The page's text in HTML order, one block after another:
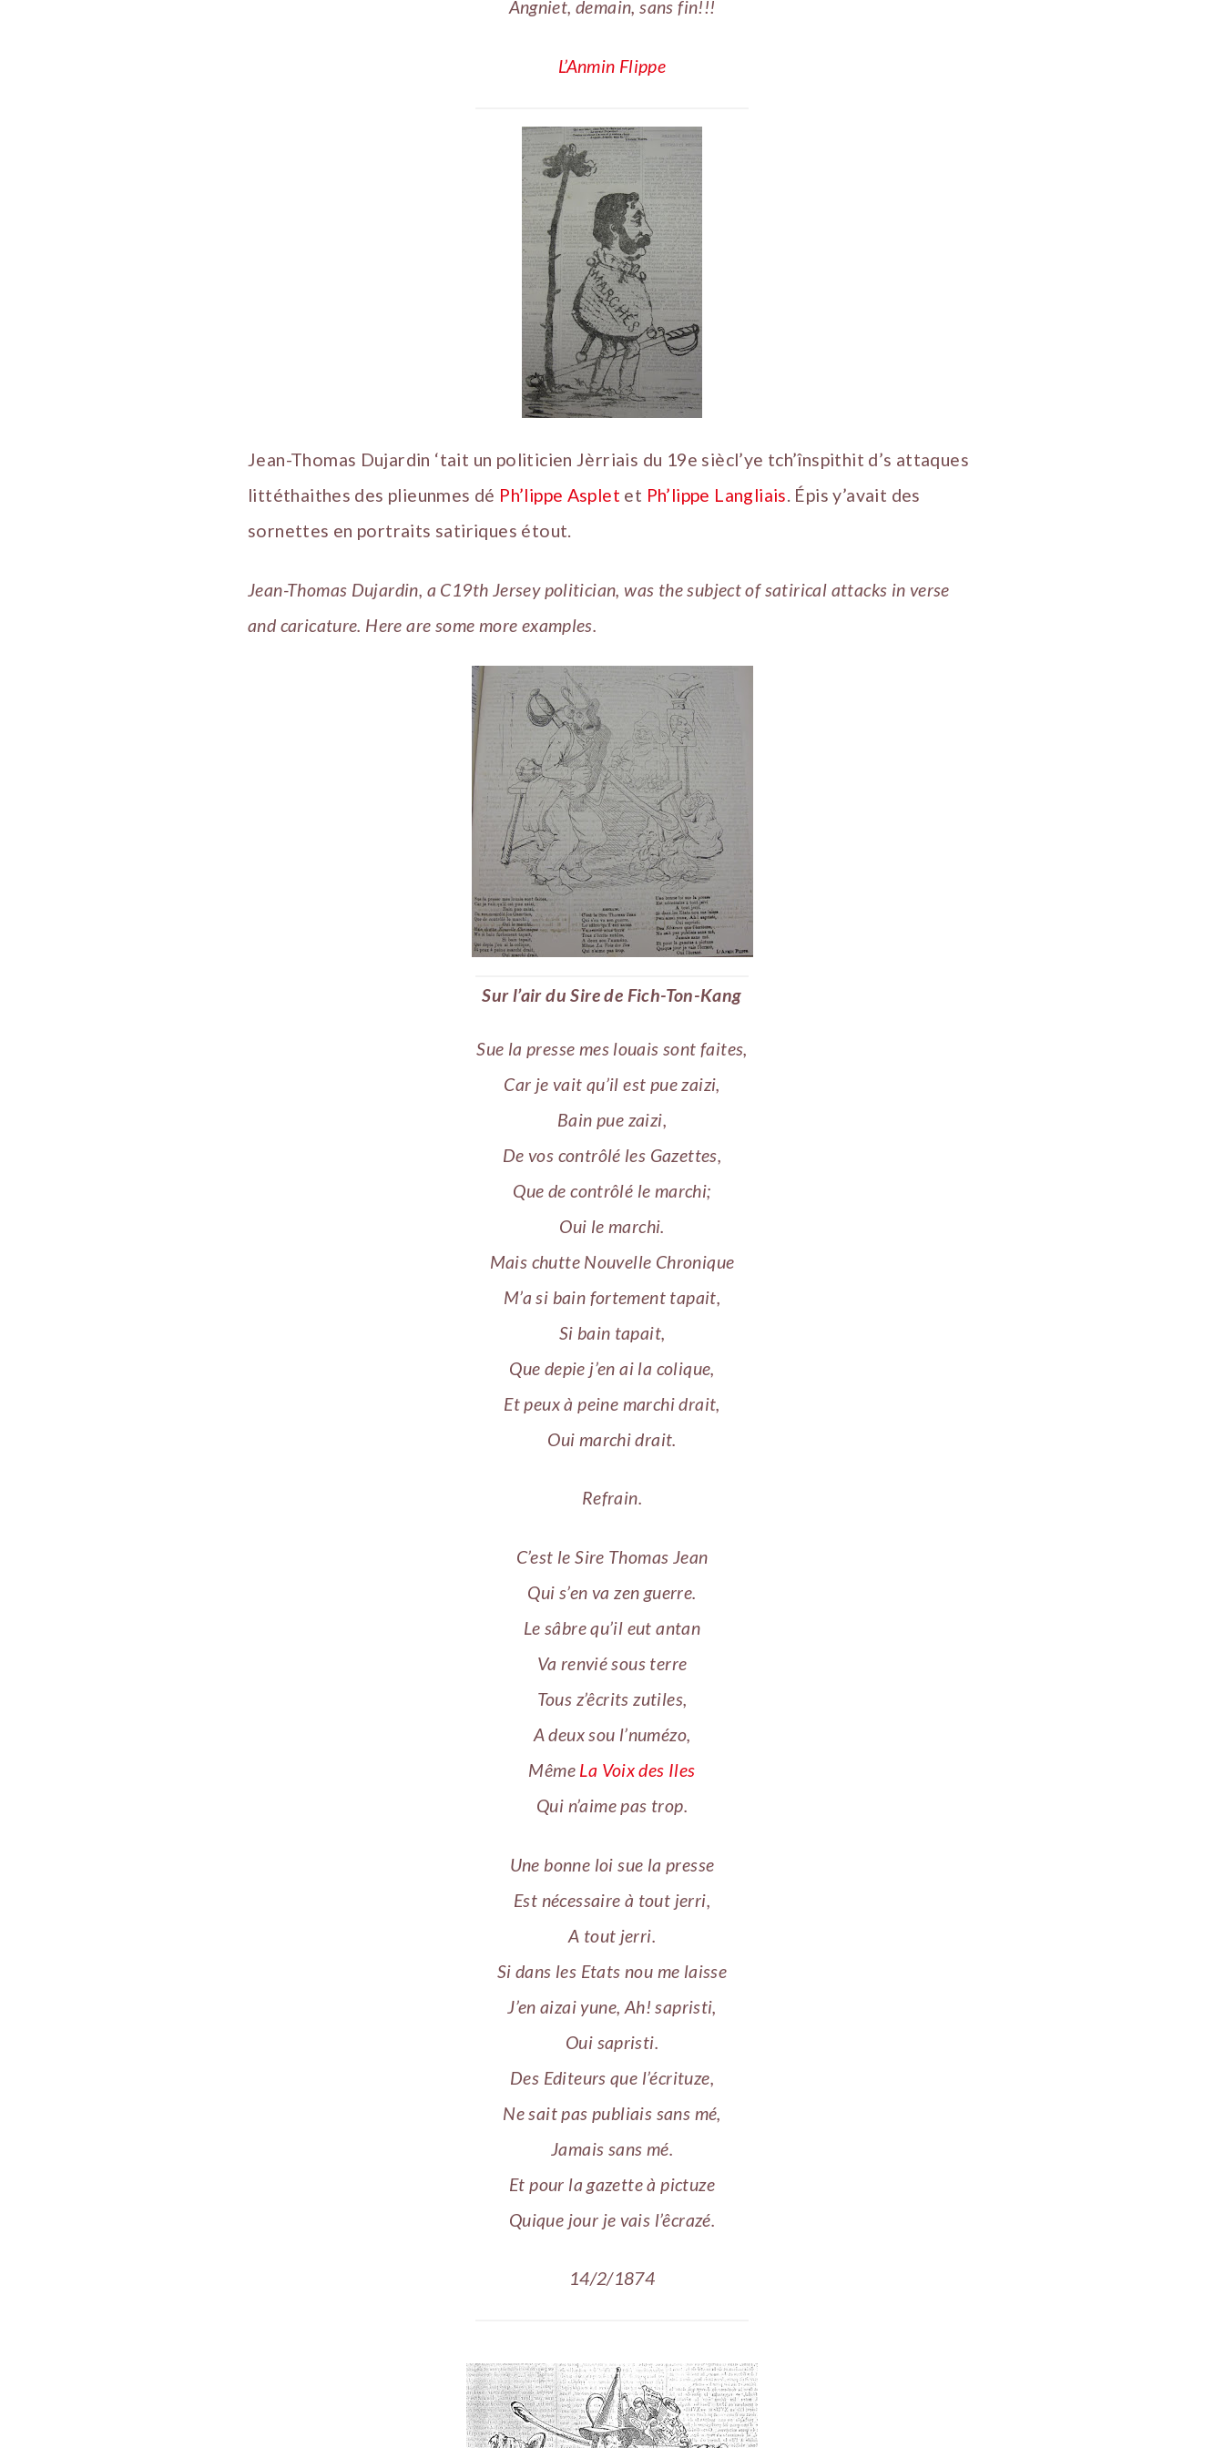
Angniet, demain, sans fin!!!
L’Anmin Flippe
Jean-Thomas Dujardin ‘tait un politicien Jèrriais du 19e siècl’ye tch’înspithit d’s attaques
littéthaithes des plieunmes dé Ph’lippe Asplet et Ph’lippe Langliais. Épis y’avait des
sornettes en portraits satiriques étout.
Jean-Thomas Dujardin, a C19th Jersey politician, was the subject of satirical attacks in verse
and caricature. Here are some more examples.
Sur l’air du Sire de Fich-Ton-Kang
Sue la presse mes louais sont faites,
Car je vait qu’il est pue zaizi,
Bain pue zaizi,
De vos contrôlé les Gazettes,
Que de contrôlé le marchi;
Oui le marchi.
Mais chutte Nouvelle Chronique
M’a si bain fortement tapait,
Si bain tapait,
Que depie j’en ai la colique,
Et peux à peine marchi drait,
Oui marchi drait.
Refrain.
C’est le Sire Thomas Jean
Qui s’en va zen guerre.
Le sâbre qu’il eut antan
Va renvié sous terre
Tous z’êcrits zutiles,
A deux sou l’numézo,
Même La Voix des Iles
Qui n’aime pas trop.
Une bonne loi sue la presse
Est nécessaire à tout jerri,
A tout jerri.
Si dans les Etats nou me laisse
J’en aizai yune, Ah! sapristi,
Oui sapristi.
Des Editeurs que l’écrituze,
Ne sait pas publiais sans mé,
Jamais sans mé.
Et pour la gazette à pictuze
Quique jour je vais l’êcrazé.
14/2/1874